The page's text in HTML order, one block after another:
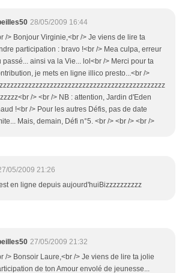
28/05/2009 16:44
/> Bonjour Virginie,<br /> Je viens de lire ta
participation : bravo !<br /> Mea culpa, erreur
passé... ainsi va la Vie... lol<br /> Merci pour ta
je mets en ligne illico presto...<br />
/> <br /> NB : attention, Jardin d'Eden
!<br /> Pour les autres Défis, pas de date
Mais, demain, Défi n°5. <br /> <br /> <br />
05/2009 21:26
en ligne depuis aujourd'huiBizzzzzzzzzz
27/05/2009 21:32
/> Bonsoir Laure,<br /> Je viens de lire ta jolie
de ton Amour envolé de jeunesse...